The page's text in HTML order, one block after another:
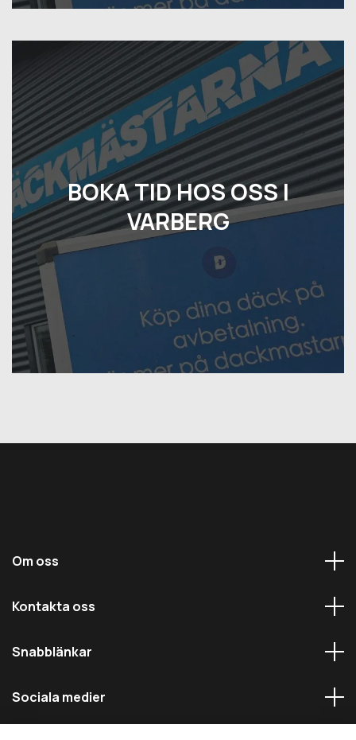
BOKA TID HOS OSS I
VARBERG
Om oss
Kontakta oss
Snabblänkar
Sociala medier